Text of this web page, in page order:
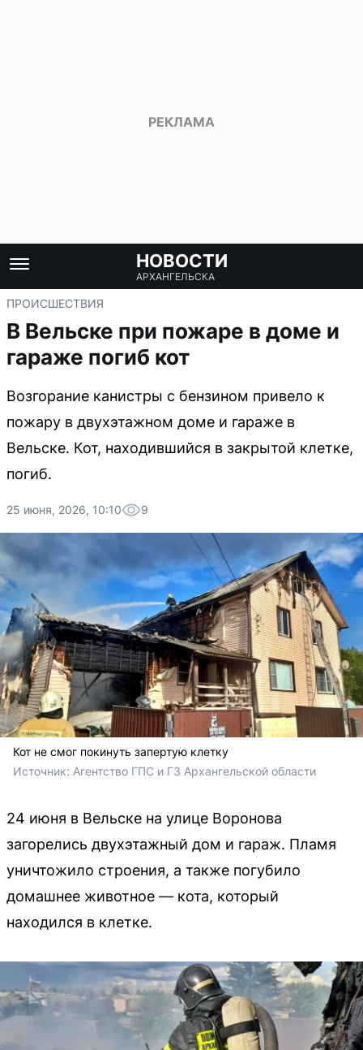
НОВОСТИ
АРХАНГЕЛЬСКА
ПРОИСШЕСТВИЯ
В Вельске при пожаре в доме и
гараже погиб кот
Возгорание канистры с бензином привело к
пожару в двухэтажном доме и гараже в
Вельске. Кот, находившийся в закрытой клетке,
погиб.
25 июня, 2026, 10:10 9
Кот не смог покинуть запертую клетку
Источник: Агентство ГПС и ГЗ Архангельской области
24 июня в Вельске на улице Воронова
загорелись двухэтажный дом и гараж. Пламя
уничтожило строения, а также погубило
домашнее животное — кота, который
находился в клетке.